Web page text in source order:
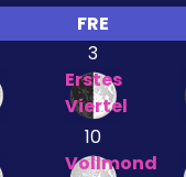
FRE
3
Erstes
Viertel
10
Vollmond